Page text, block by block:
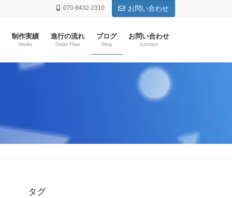
070-8432-2310 お問い合わせ
制作実績
Works
進行の流れ
Order Flow
ブログ
Blog
お問い合わせ
Contact
タグ